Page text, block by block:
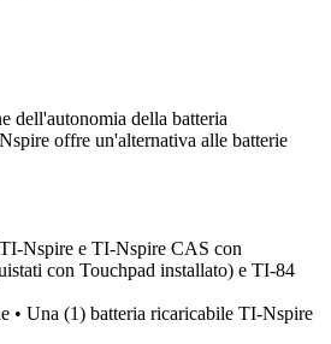
dell'autonomia della batteria
offre un'alternativa alle batterie
Nspire e TI-Nspire CAS con
con Touchpad installato) e TI-84
• Una (1) batteria ricaricabile TI-Nspire